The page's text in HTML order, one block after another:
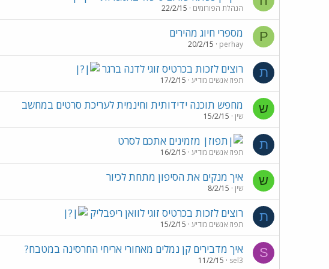
הנהלת הפורומים 22/2/15
P מספרי חיוג מהירים
perhay
20/2/15
ת רוצים לזכות בכרטיס זוגי לדנה ברגר
תפוז אנשים מודיע 17/2/15
ש מחפש תוכנה ידידותית וחינמית לעריכת סרטים במחשב
שין 15/2/15
ת מזמינים אתכם לסרט
תפוז אנשים מודיע 16/2/15
ש איך מנקים את הסיפון מתחת לכיור
שין 8/2/15
ת רוצים לזכות בכרטיס זוגי לוואן ריפבליק
תפוז אנשים מודיע 15/2/15
S איך מדבירים קן נמלים מאחורי אריחי החרסינה במטבח?
sel3
11/2/15